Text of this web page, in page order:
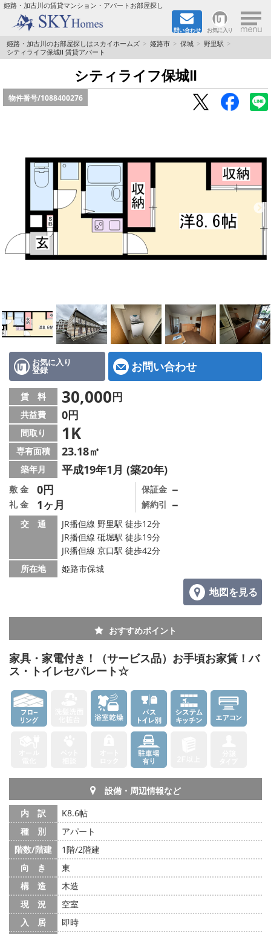
姫路・加古川の賃貸マンション・アパートお部屋探し
問い合わせ お気に入り ×
TOPページ
都市ガス·オール電化
☆新築物件☆
☆ペット飼育可能物件☆
☆ネット無料☆
路線·駅から探す
地域から探す
スタッフ紹介
店舗情報·アクセス
会社概要
メールでお問い合わせ
姫路・加古川のお部屋探しはスカイホームズ 姫路市 保城
野里駅
シティライフ保城Ⅱ 賃貸アパート
シティライフ保城Ⅱ
物件番号/1088400276
お気に入り
登録 お問い合わせ
賃 料 30,000円
共益費 0円
間取り 1K
専有面積 23.18㎡
築年月 平成19年1月 (築20年)
敷 金 0円
礼 金 1ヶ月
保証金 －
解約引 －
交 通
JR播但線 野里駅 徒歩12分
JR播但線 砥堀駅 徒歩19分
JR播但線 京口駅 徒歩42分
所在地
姫路市保城
地図を見る
おすすめポイント
家具・家電付き！（サービス品）お手頃お家賃！バ
ス・トイレセパレート☆
設備・周辺情報など
内 訳
K8.6帖
種 別
アパート
階数/階建
1階/2階建
向 き
東
構 造
木造
現 況
空室
入 居
即時